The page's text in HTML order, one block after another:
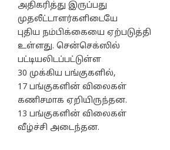
அதிகரித்து இருப்பது
முதலீட்டாளர்களிடையே
புதிய நம்பிக்கையை ஏற்படுத்தி
உள்ளது. சென்செக்ஸில்
பட்டியலிடப்பட்டுள்ள
30 முக்கிய பங்குகளில்,
17 பங்குகளின் விலைகள்
கணிசமாக ஏறியிருந்தன.
13 பங்குகளின் விலைகள்
வீழ்ச்சி அடைந்தன.